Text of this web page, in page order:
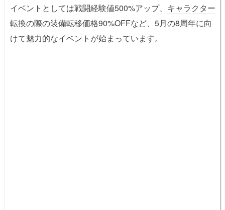
イベントとしては戦闘経験値500%アップ、 キャラクター
転換の際の装備転移価格90%OFFなど、5月の8周年に向
けて魅力的なイベントが始まっています。